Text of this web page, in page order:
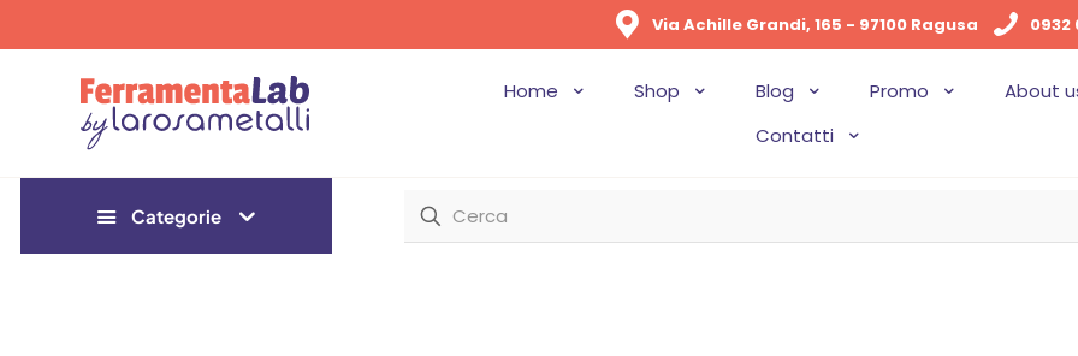
Via Achille Grandi, 165 - 97100 Ragusa 0932
Home Shop Blog Promo
About
Contatti
Categorie